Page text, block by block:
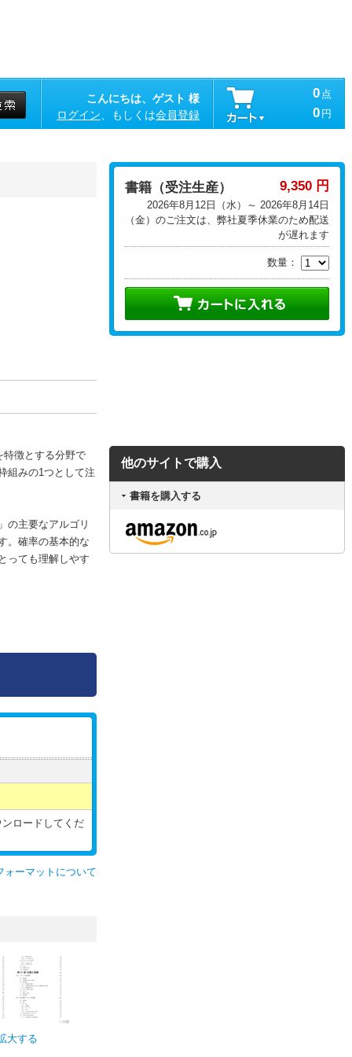
こんにちは、ゲスト 様
ログイン 、もしくは会員登録
0 点
0 円
特徴とする分野で
組みの1つとして注
の主要なアルゴリ
。確率の基本的な
っても理解しやす
ロードしてくだ
ォーマットについて
大する
書籍（受注生産） 9,350 円
2026年8月12日（水）～ 2026年8月14日
（金）のご注文は、弊社夏季休業のため配送
が遅れます
数量：
他のサイトで購入
書籍を購入する